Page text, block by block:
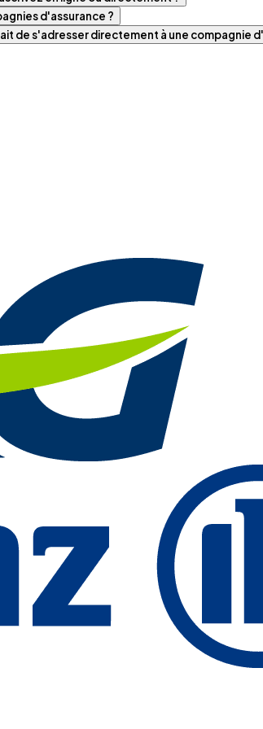
d'assurance ?
de s'adresser directement à une compagnie